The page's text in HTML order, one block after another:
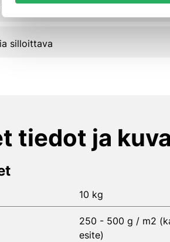
käytettävissä
silloittava
tiedot ja
10 kg
250 - 500 g / m2
esite)